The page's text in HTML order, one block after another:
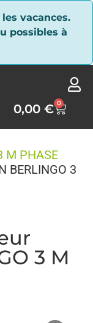
vacances.
possibles à
0,00€ 0
M PHASE
BERLINGO 3
3 M